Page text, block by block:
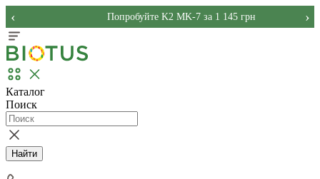
Попробуйте K2 MK-7 за 1 145 грн
‹ ›
Каталог
Поиск
Найти